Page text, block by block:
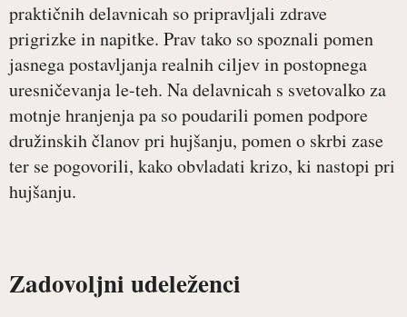
praktičnih delavnicah so pripravljali zdrave
prigrizke in napitke. Prav tako so spoznali pomen
jasnega postavljanja realnih ciljev in postopnega
uresničevanja le-teh. Na delavnicah s svetovalko za
motnje hranjenja pa so poudarili pomen podpore
družinskih članov pri hujšanju, pomen o skrbi zase
ter se pogovorili, kako obvladati krizo, ki nastopi pri
hujšanju.
Zadovoljni udeleženci